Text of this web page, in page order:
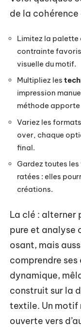
de la
Limitez la palette
contrainte
visuelle du motif.
Multipliez les
impression
méthode apporte
Variez les
over, chaque
final.
Gardez toutes
ratées : elles
créations.
La clé : alterner
pure et analyse
osant, mais
comprendre ses
dynamique,
construit sur la
textile. Un motif
ouverte vers